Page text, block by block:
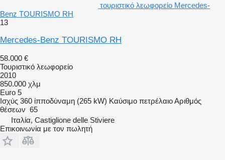
τουριστικό λεωφορείο Mercedes-
Benz TOURISMO RH
13
Mercedes-Benz TOURISMO RH
58.000 €
Τουριστικό λεωφορείο
2010
850.000 χλμ
Euro 5
Ισχύς 360 ίπποδύναμη (265 kW) Καύσιμο πετρέλαιοΑριθμός
θέσεων 65
Ιταλία, Castiglione delle Stiviere
Επικοινωνία με τον πωλητή